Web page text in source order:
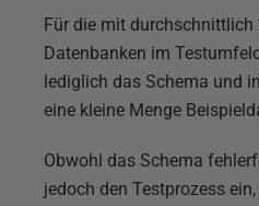
Für die mit durchschnittlich
Datenbanken im
lediglich das Schema und
eine kleine Menge
Obwohl das Schema
jedoch den Testprozess